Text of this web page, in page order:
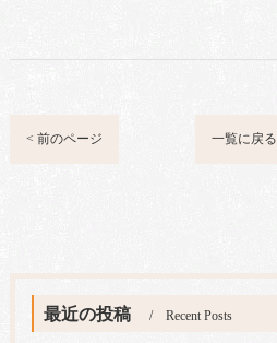
< 前のページ 一覧に戻る
最近の投稿 Recent Posts